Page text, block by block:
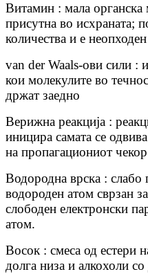
Витамин : мала органска
присутна во исхраната;
количества и е
van der Waals-ови сили :
кои молекулите во
држат заедно
Верижна реакција :
иницира самата се
на пропагациониот
Водородна врска :
водороден атом сврзан
слободен електронски
атом.
Восок : смеса од естери
долга низа и алкохоли со